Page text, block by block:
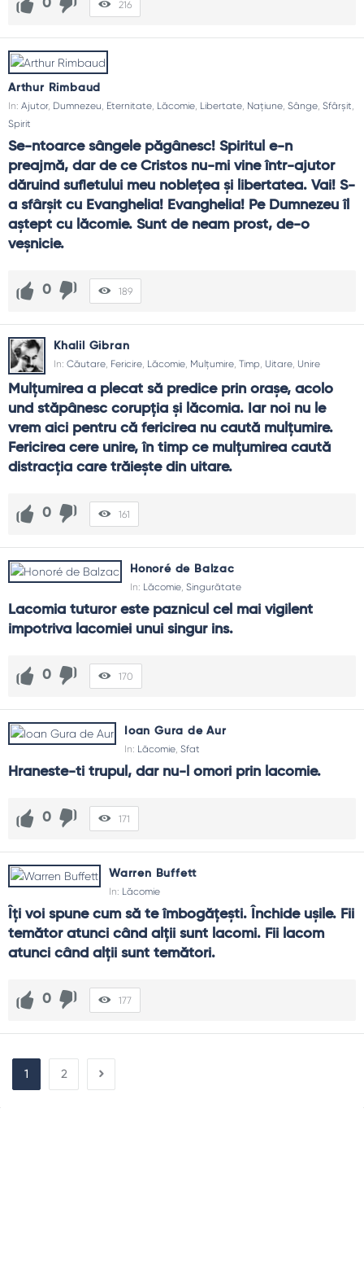
0 216
Arthur Rimbaud
In: Ajutor, Dumnezeu Eternitate Lăcomie Libertate Națiune Sânge Sfârșit
Spirit
Se-ntoarce sângele păgânesc! Spiritul e-n
preajmă, dar de ce Cristos nu-mi vine într-ajutor
dăruind sufletului meu nobleţea şi libertatea. Vai! S-
a sfârşit cu Evanghelia! Evanghelia! Pe Dumnezeu îl
aştept cu lăcomie. Sunt de neam prost, de-o
veşnicie.
0 189
Khalil Gibran
In: Căutare Fericire Lăcomie Mulțumire Timp Uitare Unire
Mulţumirea a plecat să predice prin oraşe, acolo
und stăpânesc corupţia şi lăcomia. Iar noi nu le
vrem aici pentru că fericirea nu caută mulţumire.
Fericirea cere unire, în timp ce mulţumirea caută
distracţia care trăieşte din uitare.
0 161
Honoré de Balzac
In: Lăcomie Singurătate
Lacomia tuturor este paznicul cel mai vigilent
impotriva lacomiei unui singur ins.
0 170
Ioan Gura de Aur
In: Lăcomie Sfat
Hraneste-ti trupul, dar nu-l omori prin lacomie.
0 171
Warren Buffett
In: Lăcomie
Îţi voi spune cum să te îmbogăţeşti. Închide uşile. Fii
temător atunci când alţii sunt lacomi. Fii lacom
atunci când alţii sunt temători.
0 177
1 2